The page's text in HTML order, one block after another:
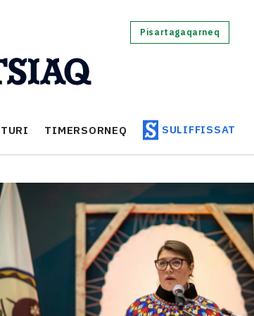
Pisartagaqarneq
TIMERSORNEQ SULIFFISSAT